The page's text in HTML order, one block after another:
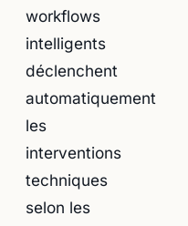
workflows
intelligents
déclenchent
automatiquement
les
interventions
techniques
selon les